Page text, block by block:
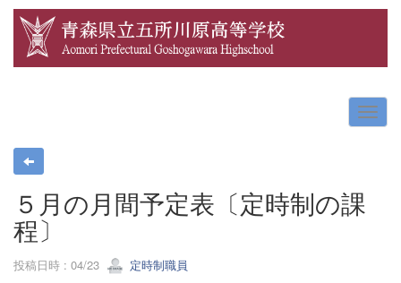
５月の月間予定表〔定時制の課
程〕
投稿日時 : 04/23 定時制職員